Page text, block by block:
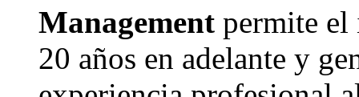
Management permite el
20 años en adelante y